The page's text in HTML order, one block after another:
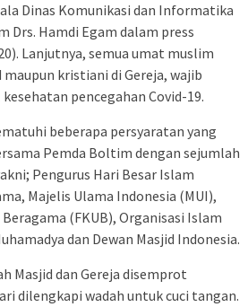
Dinas Komunikasi dan Informatika
Drs. Hamdi Egam dalam press
Lanjutnya, semua umat muslim
maupun kristiani di Gereja, wajib
pencegahan Covid-19.
beberapa persyaratan yang
Pemda Boltim dengan sejumlah
Pengurus Hari Besar Islam
Majelis Ulama Indonesia (MUI),
(FKUB), Organisasi Islam
dan Dewan Masjid Indonesia.
Masjid dan Gereja disemprot
dilengkapi wadah untuk cuci tangan.